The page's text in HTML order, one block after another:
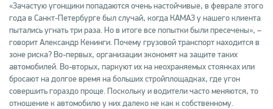
«Зачастую угонщики попадаются очень настойчивые, в феврале этого
года в Санкт-Петербурге был случай, когда КАМАЗ у нашего клиента
пытались угнать три раза. Но в итоге все попытки были пресечены», –
говорит Александр Кенинги. Почему грузовой транспорт находится в
зоне риска? Во-первых, организации экономят на защите таких
автомобилей. Во-вторых, паркуют их на неохраняемых стоянках или
бросают на долгое время на больших стройплощадках, где угон
совершить гораздо проще. Поскольку и водители часто меняются, то
отношение к автомобилю у них далеко не как к собственному.